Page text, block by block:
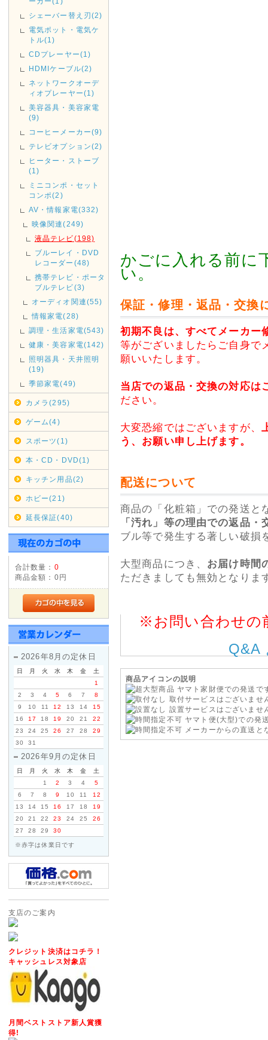
シェーバー替え刃(2)
電気ポット・電気ケ
トル(1)
CDプレーヤー(1)
HDMIケーブル(2)
ネットワークオーデ
ィオプレーヤー(1)
美容器具・美容家電
(9)
コーヒーメーカー(9)
テレビオプション(2)
ヒーター・ストーブ
(1)
ミニコンポ・セット
コンポ(2)
AV・情報家電(332)
映像関連(249)
液晶テレビ(198)
ブルーレイ・DVD
レコーダー(48)
携帯テレビ・ポータ
ブルテレビ(3)
オーディオ関連(55)
情報家電(28)
調理・生活家電(543)
健康・美容家電(142)
照明器具・天井照明
(19)
季節家電(49)
カメラ(295)
ゲーム(4)
スポーツ(1)
本・CD・DVD(1)
キッチン用品(2)
ホビー(21)
延長保証(40)
合計数量： 0
商品金額： 0円
2026年8月の定休日
日 月 火 水 木 金
土
1
2
3 4 5 6 7
8
9
10 11 12 13 14
15
16
17 18 19 20 21
22
23
24 25 26 27 28
29
30
31
2026年9月の定休日
日 月 火 水 木 金
土
1
2 3 4
5
6
7 8 9 10 11
12
13
14 15 16 17 18
19
20
21 22 23 24 25
26
27
28 29 30
※赤字は休業日です
支店のご案内
クレジット決済はコチラ！
キャッシュレス対象店
月間ベストストア新人賞獲
得!
りません。
お客様よりメールが届いてない
と返信は届きませんのでご注意
自動返信メール・お問い合わせ
ざいますが、メールアドレスの
2016年06月16日
ヤマト運輸の運賃改定にともな
(新潟県、長野県)・北陸(富山県
ぜひ、ご利用くださいませ。
2014年03月21日
◇消費税率変更につきまし
2014年4月1日以降ご注文いた
2014年3月31日までにサイト上
消費税率5%の税込価格でご購
2012年05月15日
◇Apple社製パソコンに対
フォーアクシデント」の販売を
メーカー保証が1年以上ついた
ト・タブレット・デスクトッ
TV・iphone・iPadの3Gモデル
かごに入れる前に
い。
保証・修理・返品・交換
初期不良は、すべてメーカー
等がございましたらご自身で
願いいたします。
当店での返品・交換の対応は
ださい。
大変恐縮ではございますが、
う、お願い申し上げます。
配送について
商品の「化粧箱」での発送と
「汚れ」等の理由での返品
ブル等で発生する著しい破損
大型商品につき、 お届け時間
ただきましても無効となりま
※お問い合わせの
Q&A
商品アイコンの説明
ヤマト家財便での発送で
取付サービスはございませ
設置サービスはございませ
ヤマト便(大型)での発
メーカーからの直送と